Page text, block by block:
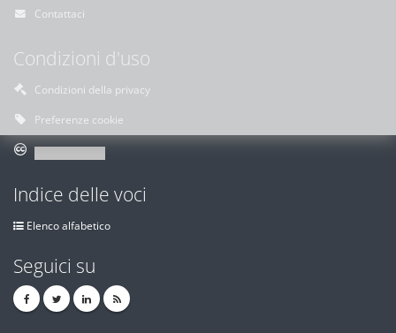
Contattaci
Condizioni d'uso
Condizioni della privacy
Preferenze cookie
Indice delle voci
Elenco alfabetico
Seguici su